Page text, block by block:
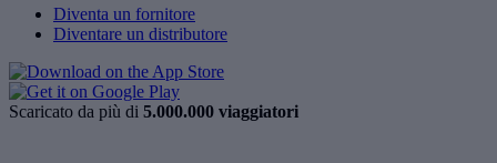
Diventa un fornitore
Diventare un distributore
Scaricato da più di 5.000.000 viaggiatori